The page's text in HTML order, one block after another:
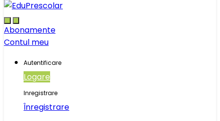
Abonamente
Contul meu
Autentificare
Logare
Inregistrare
Înregistrare